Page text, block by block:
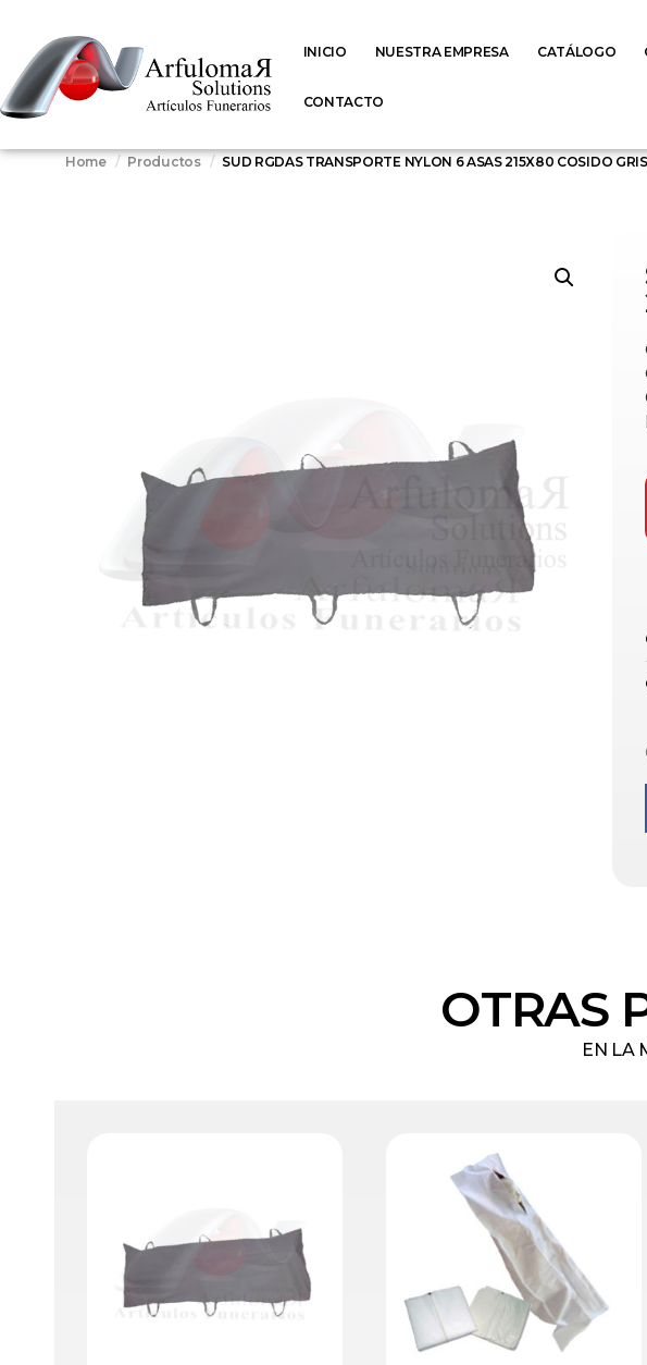
INICIO NUESTRA EMPRESA CATÁLOGO
CONTACTO
Home Productos SUD RGDAS TRANSPORTE NYLON 6 ASAS 215X80 COSIDO
OTRAS
EN LA